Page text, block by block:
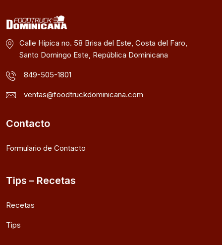
Calle Hípica no. 58 Brisa del Este, Costa del Faro,
Santo Domingo Este, República Dominicana
849-505-1801
ventas@foodtruckdominicana.com
Contacto
Formulario de Contacto
Tips – Recetas
Recetas
Tips